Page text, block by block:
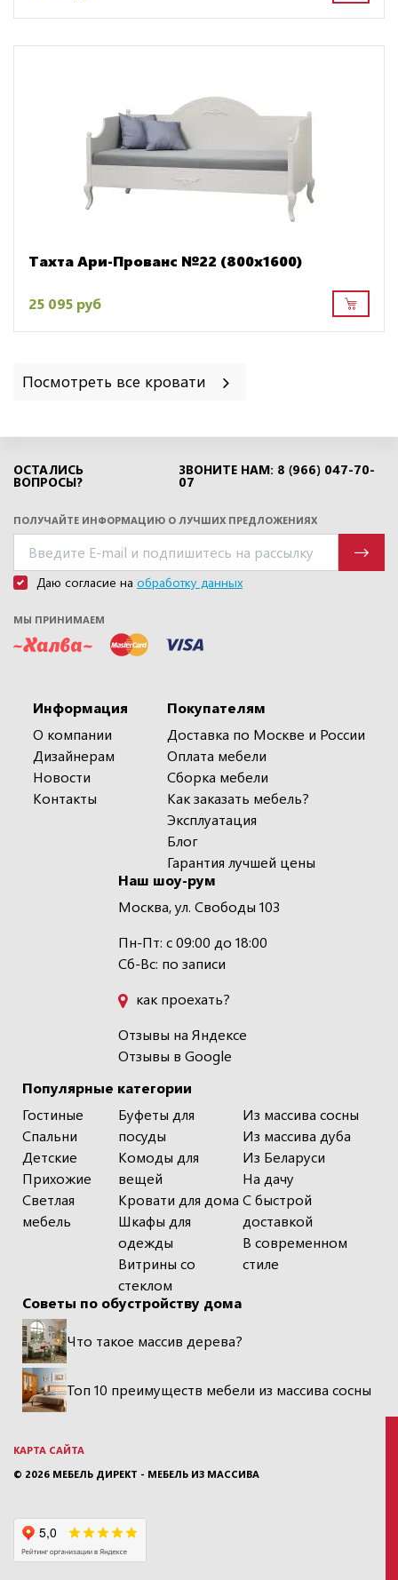
Тахта Ари-Прованс №22 (800х1600)
25 095 руб
Посмотреть все кровати
ОСТАЛИСЬ
ВОПРОСЫ?
ЗВОНИТЕ НАМ: 8 (966) 047-70-
07
ПОЛУЧАЙТЕ ИНФОРМАЦИЮ О ЛУЧШИХ ПРЕДЛОЖЕНИЯХ
Даю согласие на обработку данных
МЫ ПРИНИМАЕМ
Информация
О компании
Дизайнерам
Новости
Контакты
Популярные категории
Гостиные
Спальни
Детские
Прихожие
Светлая
мебель
Буфеты для
посуды
Комоды для
вещей
Кровати для дома
Шкафы для
одежды
Витрины со
стеклом
Из массива сосны
Из массива дуба
Из Беларуси
На дачу
С быстрой
доставкой
В современном
стиле
Покупателям
Доставка по Москве и России
Оплата мебели
Сборка мебели
Как заказать мебель?
Эксплуатация
Блог
Гарантия лучшей цены
Наш шоу-рум
Москва, ул. Свободы 103
Пн-Пт: с 09:00 до 18:00
Сб-Вс: по записи
как проехать?
Отзывы на Яндексе
Отзывы в Google
Советы по обустройству дома
Что такое массив дерева?
Топ 10 преимуществ мебели из массива сосны
КАРТА САЙТА
© 2026 МЕБЕЛЬ ДИРЕКТ - МЕБЕЛЬ ИЗ МАССИВА